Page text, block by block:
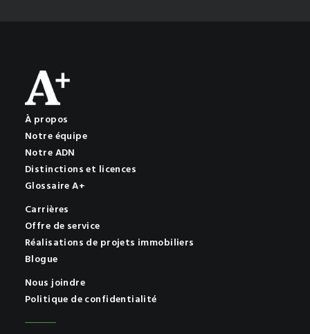
À propos
Notre équipe
Notre ADN
Distinctions et licences
Glossaire A+
Carrières
Offre de service
Réalisations de projets immobiliers
Blogue
Nous joindre
Politique de confidentialité